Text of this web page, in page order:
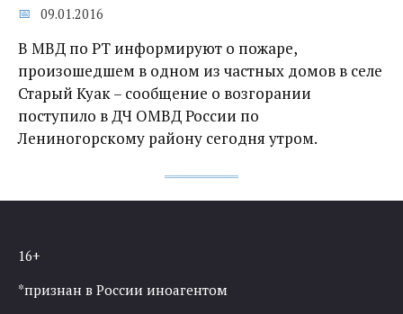
09.01.2016
В МВД по РТ информируют о пожаре,
произошедшем в одном из частных домов в селе
Старый Куак – сообщение о возгорании
поступило в ДЧ ОМВД России по
Лениногорскому району сегодня утром.
16+
*признан в России иноагентом